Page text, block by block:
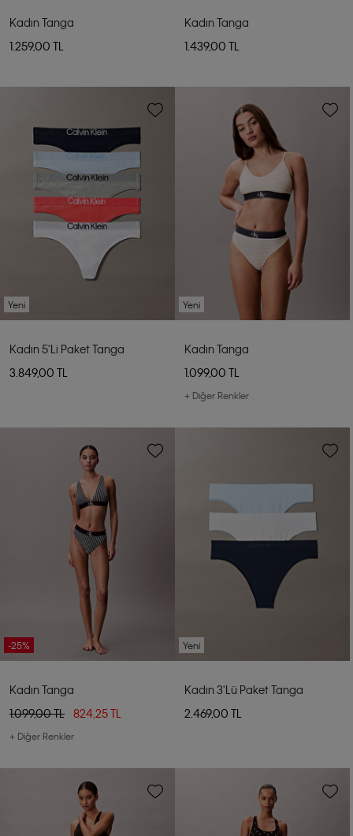
Kadın Tanga
1.259,00 TL
Kadın Tanga
1.439,00 TL
Yeni
Kadın 5'li Paket Tanga
3.849,00 TL
Yeni
Kadın Tanga
1.099,00 TL
+ Diğer Renkler
-25%
Kadın Tanga
1.099,00 TL
824,25 TL
+ Diğer Renkler
Yeni
Kadın 3'lü Paket Tanga
2.469,00 TL